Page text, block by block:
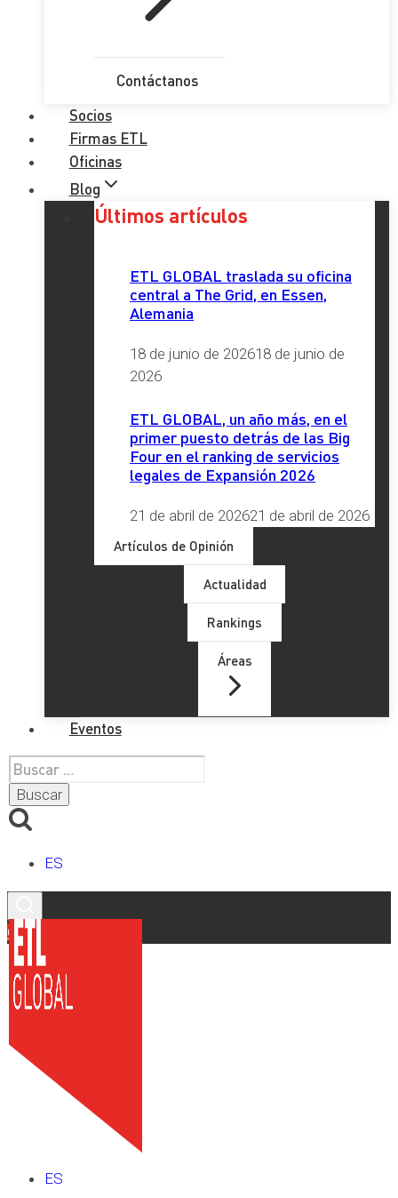
Contáctanos
Socios
Firmas ETL
Oficinas
Blog
Últimos artículos
ETL GLOBAL traslada su oficina
central a The Grid, en Essen,
Alemania
18 de junio de 202618 de junio de
2026
ETL GLOBAL, un año más, en el
primer puesto detrás de las Big
Four en el ranking de servicios
legales de Expansión 2026
21 de abril de 202621 de abril de 2026
Artículos de Opinión
Actualidad
Rankings
Áreas
Eventos
Buscar:
ES
Contacto
ES